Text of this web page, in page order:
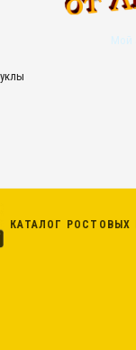
Мой
КАТАЛОГ РОСТОВЫХ